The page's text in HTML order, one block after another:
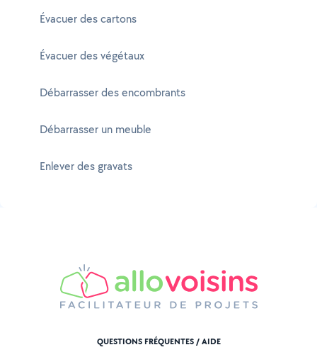
Évacuer des cartons
Évacuer des végétaux
Débarrasser des encombrants
Débarrasser un meuble
Enlever des gravats
QUESTIONS FRÉQUENTES / AIDE